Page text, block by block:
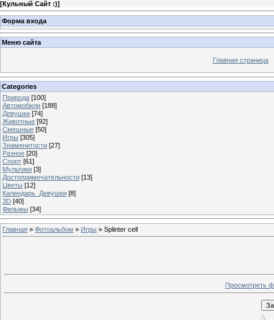
[Кульный Сайт :)]
Форма входа
Меню сайта
Главная страница
Categories
Природа [100]
Автомобили [188]
Девушки [74]
Животные [92]
Смешные [50]
Игры [305]
Знаменитости [27]
Разное [20]
Спорт [61]
Мультики [3]
Достопримечательности [13]
Цветы [12]
Календарь_Девушки [8]
3D [40]
Фильмы [34]
Главная » Фотоальбом » Игры » Splinter cell
Просмотреть